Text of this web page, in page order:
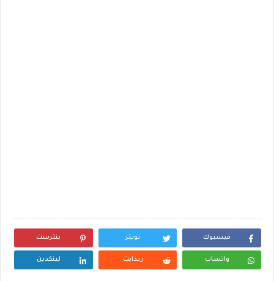
فيسبوك تويتر بنترست
واتساب ريدايت لينكدين